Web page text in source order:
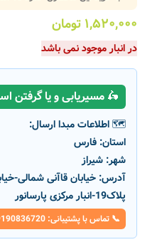
۱,۵۲۰,۰۰۰ تومان
در انبار موجود نمی باشد
🛵 مسیریابی و یا گرفتن
🗺️ اطلاعات مبدا ارسال:
استان: فارس
شهر: شیراز
آدرس:
پلاک19-انبار مرکزی پارسانور
📞 تماس با پشتیبانی: 09190836720